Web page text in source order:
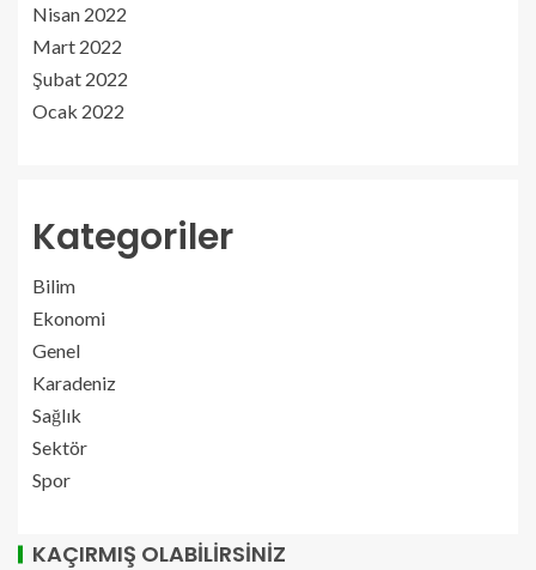
Nisan 2022
Mart 2022
Şubat 2022
Ocak 2022
Kategoriler
Bilim
Ekonomi
Genel
Karadeniz
Sağlık
Sektör
Spor
KAÇIRMIŞ OLABILIRSINIZ